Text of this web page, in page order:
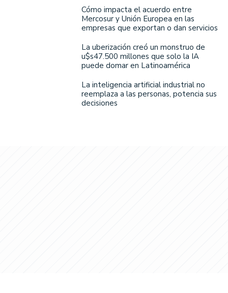
Cómo impacta el acuerdo entre
Mercosur y Unión Europea en las
empresas que exportan o dan servicios
La uberización creó un monstruo de
u$s47.500 millones que solo la IA
puede domar en Latinoamérica
La inteligencia artificial industrial no
reemplaza a las personas, potencia sus
decisiones